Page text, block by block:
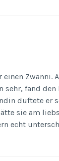
Zwanni.
fand den
duftete er
sie am
echt